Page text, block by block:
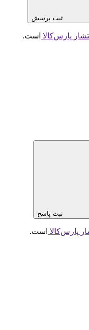
ثبت پرسش
پارس‌کالا است.
ثبت پاسخ
پارس‌کالا است.